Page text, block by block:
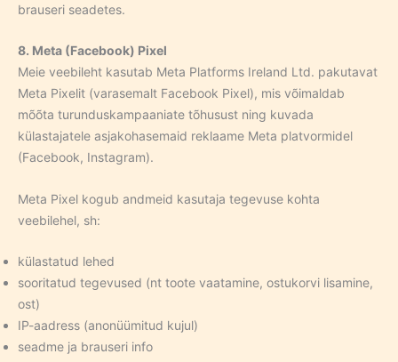
brauseri seadetes.
8. Meta (Facebook) Pixel
Meie veebileht kasutab Meta Platforms Ireland Ltd. pakutavat
Meta Pixelit (varasemalt Facebook Pixel), mis võimaldab
mõõta turunduskampaaniate tõhusust ning kuvada
külastajatele asjakohasemaid reklaame Meta platvormidel
(Facebook, Instagram).
Meta Pixel kogub andmeid kasutaja tegevuse kohta
veebilehel, sh:
külastatud lehed
sooritatud tegevused (nt toote vaatamine, ostukorvi lisamine,
ost)
IP-aadress (anonüümitud kujul)
seadme ja brauseri info